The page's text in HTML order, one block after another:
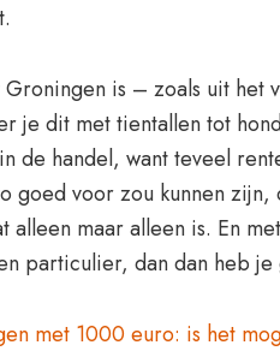
is – zoals uit
je dit met tientallen tot
de handel, want teveel
goed voor zou kunnen
alleen maar alleen is. En
particulier, dan dan heb
met 1000 euro: is het